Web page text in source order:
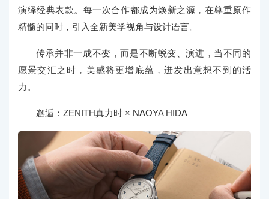
演绎经典表款。每一次合作都成为焕新之源，在尊重原作
精髓的同时，引入全新美学视角与设计语言。
传承并非一成不变，而是不断蜕变、演进，当不同的
愿景交汇之时，美感将更增底蕴，迸发出意想不到的活
力。
邂逅：ZENITH真力时 × NAOYA HIDA